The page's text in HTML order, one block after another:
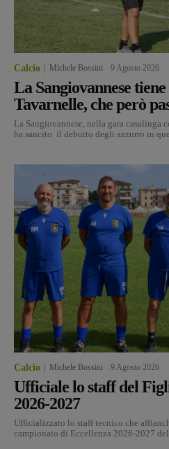
Calcio Michele Bossini 9 Agosto 2026
La Sangiovannese
Tavarnelle, che però
La Sangiovannese, nella gara casalinga
ha sancito il debutto degli azzurro in
Calcio Michele Bossini 9 Agosto 2026
Ufficiale lo staff del
2026-2027
Ufficializzato lo staff tecnico che
campionato di Eccellenza 2026-2027